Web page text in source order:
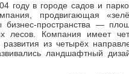
году в городе садов и
продвигающая
пространства —
лесов. Компания имеет
из четырёх
ландшафтный